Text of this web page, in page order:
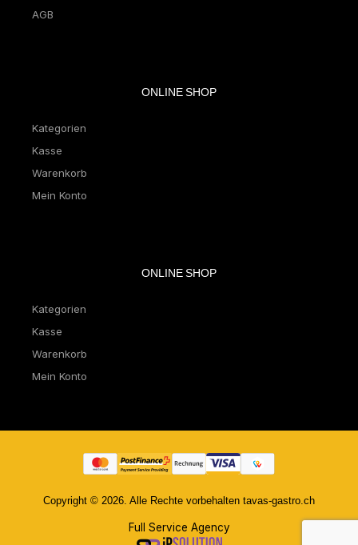
AGB
ONLINE SHOP
Kategorien
Kasse
Warenkorb
Mein Konto
ONLINE SHOP
Kategorien
Kasse
Warenkorb
Mein Konto
Copyright © 2026. Alle Rechte vorbehalten tavas-gastro.ch
Full Service Agency